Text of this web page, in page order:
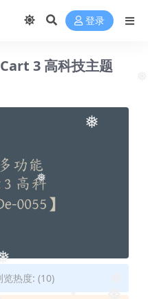
❅
❅
❅
登录
3 高科技主题
览热度: (10)